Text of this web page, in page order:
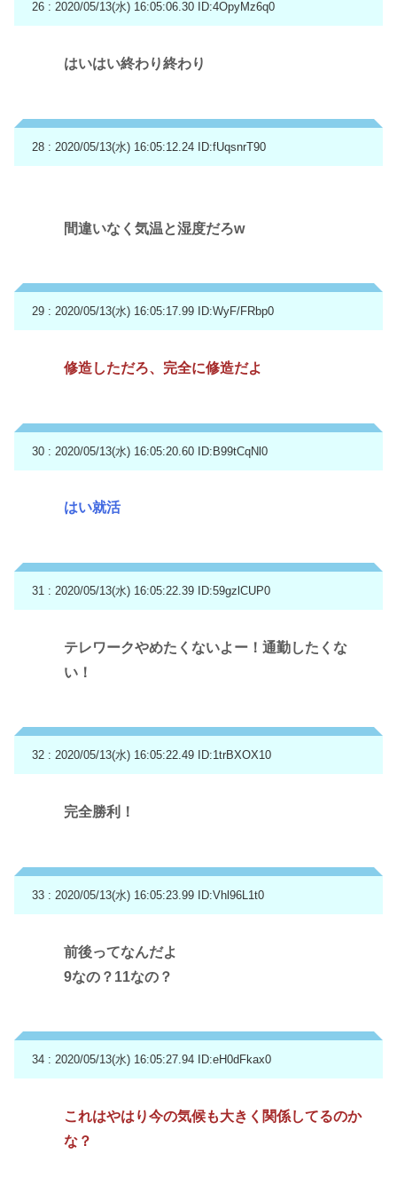
26 : 2020/05/13(水) 16:05:06.30 ID:4OpyMz6q0
はいはい終わり終わり
28 : 2020/05/13(水) 16:05:12.24 ID:fUqsnrT90
間違いなく気温と湿度だろw
29 : 2020/05/13(水) 16:05:17.99 ID:WyF/FRbp0
修造しただろ、完全に修造だよ
30 : 2020/05/13(水) 16:05:20.60 ID:B99tCqNl0
はい就活
31 : 2020/05/13(水) 16:05:22.39 ID:59gzlCUP0
テレワークやめたくないよー！通勤したくな
い！
32 : 2020/05/13(水) 16:05:22.49 ID:1trBXOX10
完全勝利！
33 : 2020/05/13(水) 16:05:23.99 ID:Vhl96L1t0
前後ってなんだよ
9なの？11なの？
34 : 2020/05/13(水) 16:05:27.94 ID:eH0dFkax0
これはやはり今の気候も大きく関係してるのか
な？